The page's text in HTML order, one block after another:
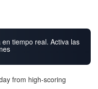
tiempo real. Activa las
from high-scoring